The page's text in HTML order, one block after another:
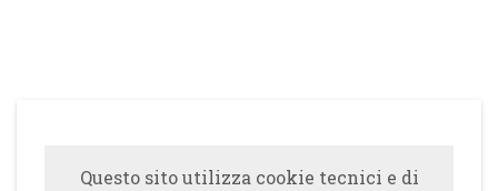
Questo sito utilizza cookie tecnici e di